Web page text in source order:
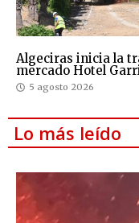
Algeciras inicia la
mercado Hotel
5 agosto 2026
Lo más leído